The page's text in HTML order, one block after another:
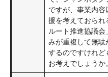
ですが、事業内
援を考えておられ
ルート推進協議会
みが重複して無駄
するのですけれど
お考えでしょうか。